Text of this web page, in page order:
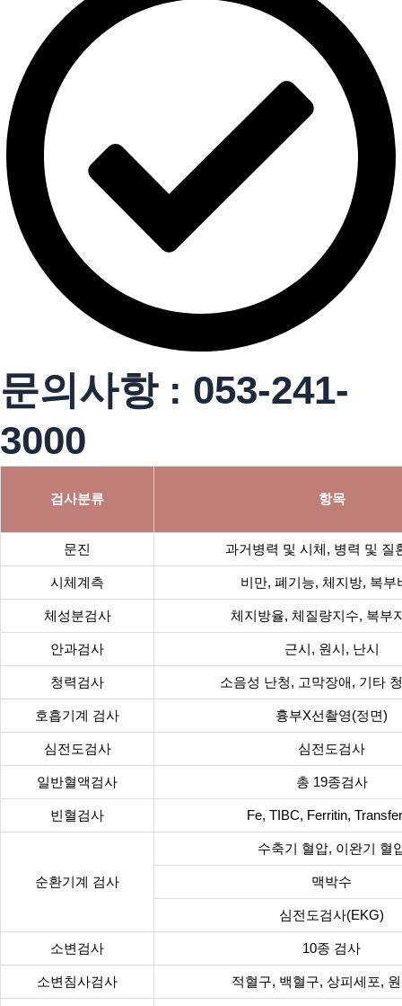
문의사항 : 053-241-
3000
검사분류 항목
문진 과거병력 및 시체, 병력 및 질
시체계측 비만, 폐기능, 체지방, 복부
체성분검사 체지방율, 체질량지수, 복부
안과검사 근시, 원시, 난시
청력검사 소음성 난청, 고막장애, 기타
호흡기계 검사 흉부X선촬영(정면)
심전도검사 심전도검사
일반혈액검사 총 19종검사
빈혈검사 Fe, TIBC, Ferritin,
순환기계 검사
수축기 혈압, 이완기 혈
맥박수
심전도검사(EKG)
소변검사 10종 검사
소변침사검사 적혈구, 백혈구, 상피세포,